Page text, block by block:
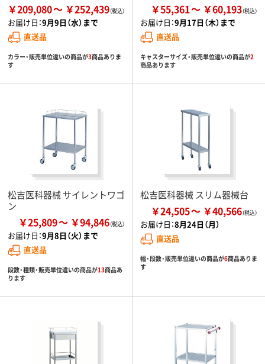
￥209,080 ￥252,439
お届け日：9月9日（水）まで
直送品
カラー・販売単位違いの商品が3商品ありま
す
￥55,361 ￥60,193
お届け日：9月17日（木）まで
直送品
キャスターサイズ・販売単位違いの商品が2
商品あります
松吉医科器械 サイレントワゴ
ン
￥25,809 ￥94,846
お届け日：9月8日（火）まで
直送品
段数・種類・販売単位違いの商品が13商品あ
ります
松吉医科器械 スリム器械台
￥24,505 ￥40,566
お届け日：8月24日（月）
直送品
幅・段数・販売単位違いの商品が6商品ありま
す